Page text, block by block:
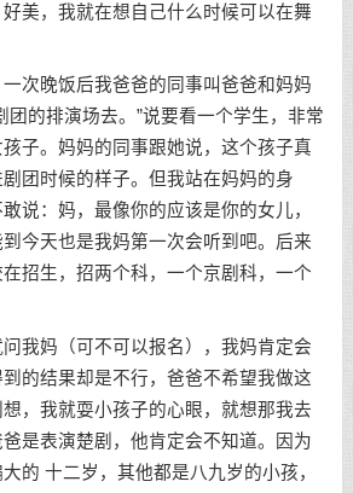
美，我就在想自己什么时候可以在舞
次晚饭后我爸爸的同事叫爸爸和妈妈
团的排演场去。”说要看一个学生，非常
子。妈妈的同事跟她说，这个孩子真
团时候的样子。但我站在妈妈的身
说：妈，最像你的应该是你的女儿，
今天也是我妈第一次会听到吧。后来
招生，招两个科，一个京剧科，一个
我妈（可不可以报名），我妈肯定会
的结果却是不行，爸爸不希望我做这
，我就耍小孩子的心眼，就想那我去
是表演楚剧，他肯定会不知道。因为
的 十二岁，其他都是八九岁的小孩，